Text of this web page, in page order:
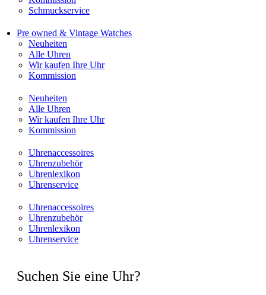
Schmuckservice
Pre owned & Vintage Watches
Neuheiten
Alle Uhren
Wir kaufen Ihre Uhr
Kommission
Neuheiten
Alle Uhren
Wir kaufen Ihre Uhr
Kommission
Uhrenaccessoires
Uhrenzubehör
Uhrenlexikon
Uhrenservice
Uhrenaccessoires
Uhrenzubehör
Uhrenlexikon
Uhrenservice
Suchen Sie eine Uhr?